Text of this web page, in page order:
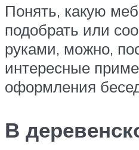
Понять, какую
подобрать или
руками, можно,
интересные
оформления
В